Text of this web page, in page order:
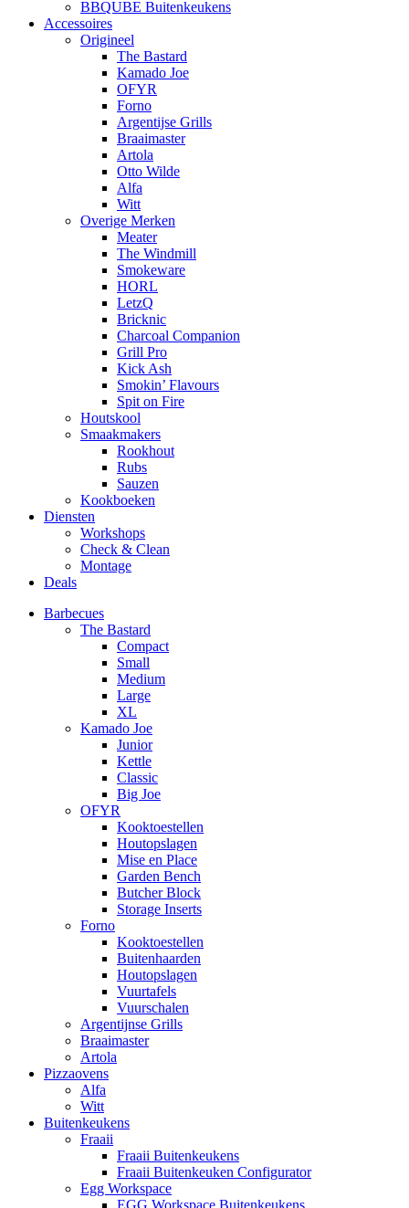
BBQUBE Buitenkeukens
Accessoires
Origineel
The Bastard
Kamado Joe
OFYR
Forno
Argentijse Grills
Braaimaster
Artola
Otto Wilde
Alfa
Witt
Overige Merken
Meater
The Windmill
Smokeware
HORL
LetzQ
Bricknic
Charcoal Companion
Grill Pro
Kick Ash
Smokin’ Flavours
Spit on Fire
Houtskool
Smaakmakers
Rookhout
Rubs
Sauzen
Kookboeken
Diensten
Workshops
Check & Clean
Montage
Deals
Barbecues
The Bastard
Compact
Small
Medium
Large
XL
Kamado Joe
Junior
Kettle
Classic
Big Joe
OFYR
Kooktoestellen
Houtopslagen
Mise en Place
Garden Bench
Butcher Block
Storage Inserts
Forno
Kooktoestellen
Buitenhaarden
Houtopslagen
Vuurtafels
Vuurschalen
Argentijnse Grills
Braaimaster
Artola
Pizzaovens
Alfa
Witt
Buitenkeukens
Fraaii
Fraaii Buitenkeukens
Fraaii Buitenkeuken Configurator
Egg Workspace